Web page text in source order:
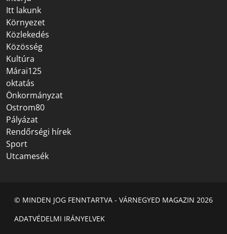
Itt lakunk
Környezet
Közlekedés
Közösség
Kultúra
Márai125
oktatás
Önkormányzat
Ostrom80
Pályázat
Rendőrségi hírek
Sport
Utcamesék
© MINDEN JOG FENNTARTVA - VÁRNEGYED MAGAZIN 2026
ADATVÉDELMI IRÁNYELVEK